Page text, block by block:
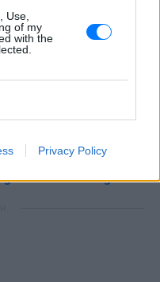
Use,
of my
with the
Privacy Policy
στοGoogle News
για
Celebritiesστο νέο
και στο Instagram